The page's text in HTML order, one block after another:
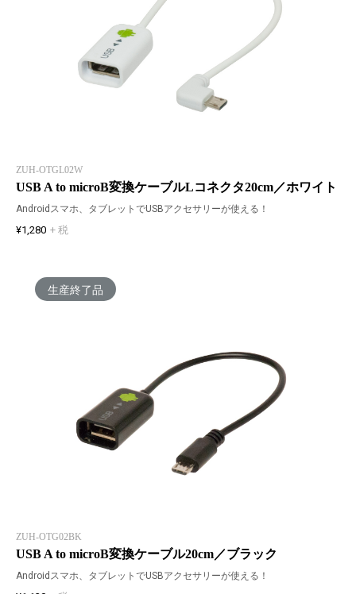
ZUH-OTGL02W
USB A to microB変換ケーブルLコネクタ20cm／ホワイト
Androidスマホ、タブレットでUSBアクセサリーが使える！
¥1,280 + 税
生産終了品
ZUH-OTG02BK
USB A to microB変換ケーブル20cm／ブラック
Androidスマホ、タブレットでUSBアクセサリーが使える！